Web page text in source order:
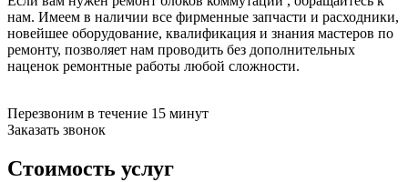
беспроводных систем презентаций
бетоноломов
бетономешалок
безменов
биговщиков
блинниц
блоков автоматики насосов
блоков коммутации
нам. Имеем в наличии все фирменные запчасти и расходники,
новейшее оборудование, квалификация и знания мастеров по
ремонту, позволяет нам проводить без дополнительных
наценок ремонтные работы любой сложности.
Перезвоним в течение 15 минут
Заказать звонок
Стоимость услуг